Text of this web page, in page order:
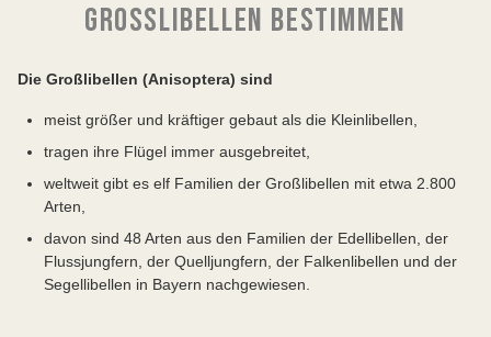
GROSSLIBELLEN BESTIMMEN
Die Großlibellen (Anisoptera) sind
meist größer und kräftiger gebaut als die Kleinlibellen,
tragen ihre Flügel immer ausgebreitet,
weltweit gibt es elf Familien der Großlibellen mit etwa 2.800
Arten,
davon sind 48 Arten aus den Familien der Edellibellen, der
Flussjungfern, der Quelljungfern, der Falkenlibellen und der
Segellibellen in Bayern nachgewiesen.